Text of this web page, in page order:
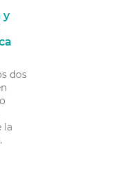
la
y
dos
la